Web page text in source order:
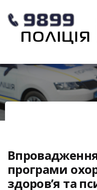
програми
здоров’я та